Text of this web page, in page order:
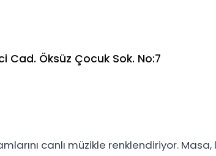
Cad. Öksüz Çocuk Sok. No:7
canlı müzikle renklendiriyor.